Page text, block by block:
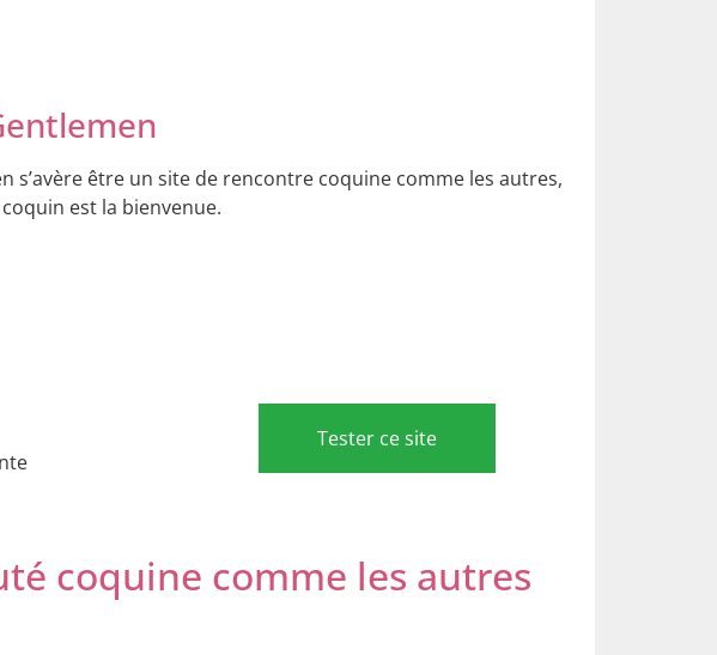
s’avère être un site de rencontre coquine comme les autres,
est la bienvenue.
Tester ce site
coquine comme les autres